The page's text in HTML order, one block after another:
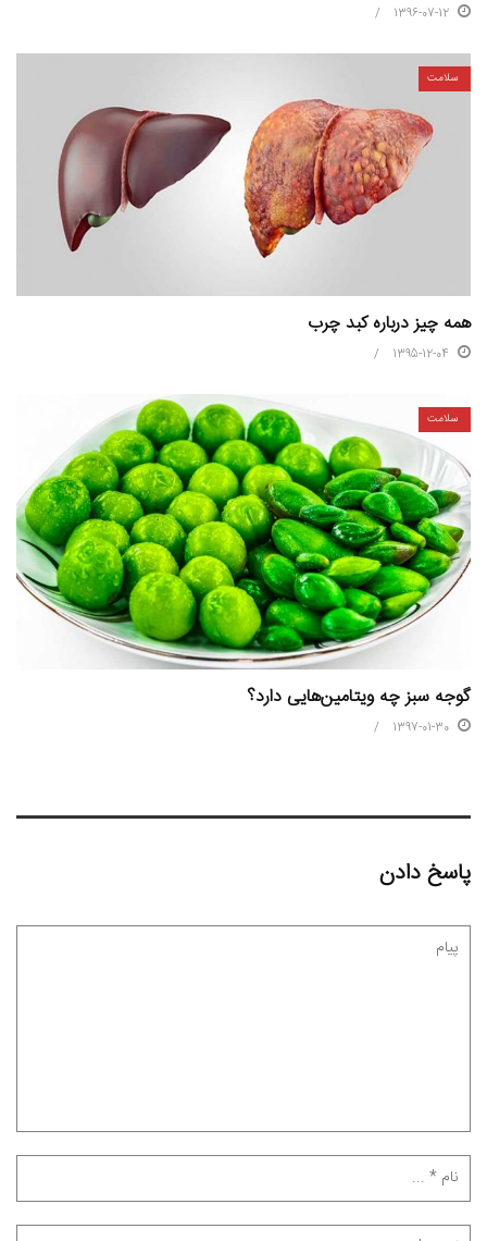
1396-07-12
سلامت
همه چیز درباره کبد چرب
1395-12-04
سلامت
گوجه‌ سبز چه ویتامین‌هایی دارد؟
1397-01-30
پاسخ دادن